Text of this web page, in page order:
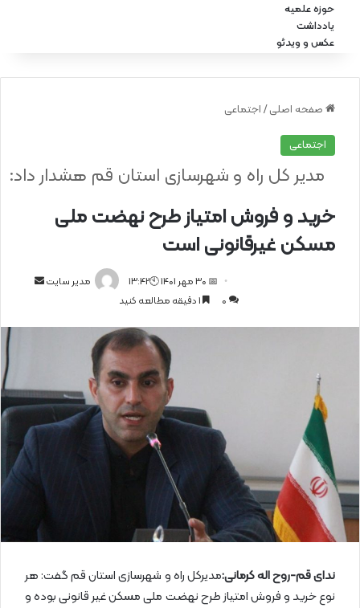
حوزه علمیه
یادداشت
عکس و ویدئو
صفحه اصلی / اجتماعی
اجتماعی
خرید و فروش امتیاز طرح نهضت ملی
مسکن غیرقانونی است
مدیر کل راه و شهرسازی استان قم هشدار داد:
مدیر سایت
ی
ل
📅 30 مهر 1401 🕙13:42
0
ندای قم-روح اله کرمانی:مدیرکل راه و شهرسازی استان قم گفت: هر
نوع خرید و فروش امتیاز طرح نهضت ملی مسکن غیر قانونی بوده و